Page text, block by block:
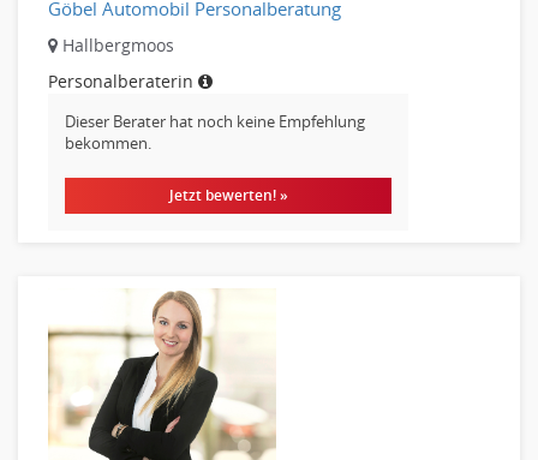
Theater, Schauspiel, Musik, Tanz
Beschaffungslogistik
Disposition
Einkauf
Logistik
Entsorgungslogistik
Fuhrparkmanagement
Materialwirtschaft
Produktionslogistik
Einkauf, Materialwirtschaft & Logistik Prozessmanagement
Supply-Chain-Management
Anlagenbuchhaltung
Göbel Automobil Personalberatung
Hallbergmoos
Personalberaterin
Dieser Berater hat noch keine Empfehlung
bekommen.
Jetzt bewerten! »